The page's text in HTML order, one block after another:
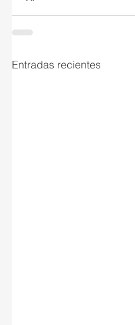
Entradas recientes